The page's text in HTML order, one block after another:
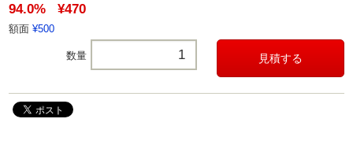
94.0% ¥470
額面 ¥500
数量